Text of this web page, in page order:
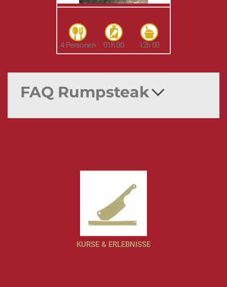
4 Personen 01h 00 12h 00
FAQ Rumpsteak
KURSE & ERLEBNISSE